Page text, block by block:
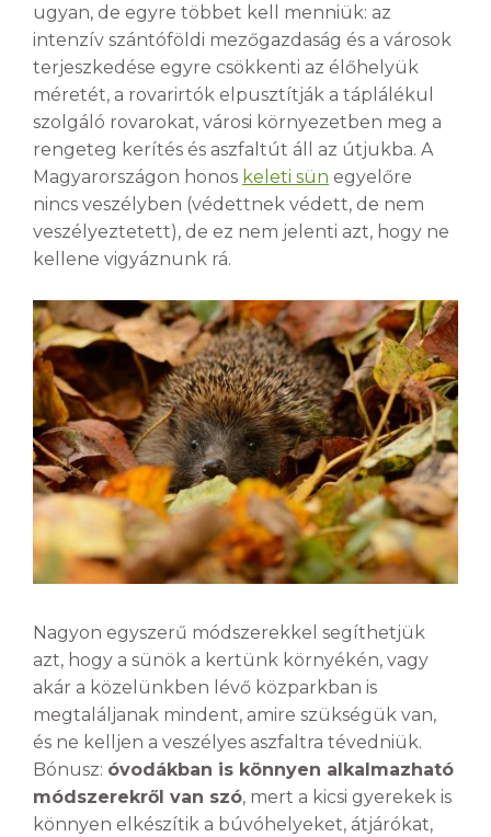
ugyan, de egyre többet kell menniük: az
intenzív szántóföldi mezőgazdaság és a városok
terjeszkedése egyre csökkenti az élőhelyük
méretét, a rovarirtók elpusztítják a táplálékul
szolgáló rovarokat, városi környezetben meg a
rengeteg kerítés és aszfaltút áll az útjukba. A
Magyarországon honos keleti sün egyelőre
nincs veszélyben (védettnek védett, de nem
veszélyeztetett), de ez nem jelenti azt, hogy ne
kellene vigyáznunk rá.
Nagyon egyszerű módszerekkel segíthetjük
azt, hogy a sünök a kertünk környékén, vagy
akár a közelünkben lévő közparkban is
megtaláljanak mindent, amire szükségük van,
és ne kelljen a veszélyes aszfaltra tévedniük.
Bónusz: óvodákban is könnyen alkalmazható
módszerekről van szó, mert a kicsi gyerekek is
könnyen elkészítik a búvóhelyeket, átjárókat,